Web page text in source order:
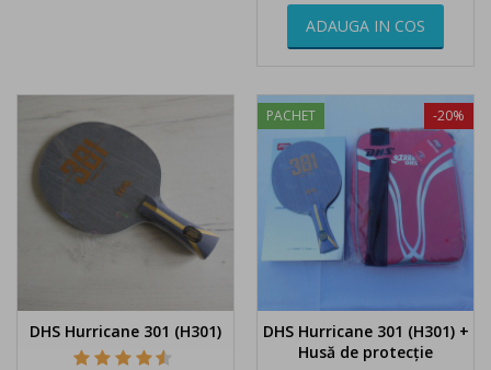
ADAUGA IN COS
DHS Hurricane 301 (H301)
PACHET
DHS Hurricane 301 (H301) +
Husă de protecție
-20%